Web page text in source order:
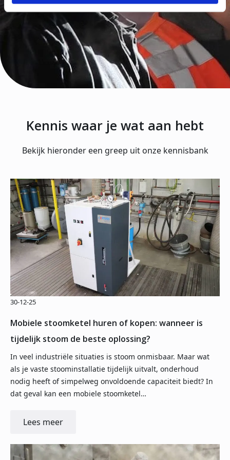
Kennis waar je wat aan hebt
Bekijk hieronder een greep uit onze kennisbank
Mobiele stoomketel huren of kopen: wanneer is
tijdelijk stoom de beste oplossing?
30-12-25
In veel industriële situaties is stoom onmisbaar. Maar wat
als je vaste stoominstallatie tijdelijk uitvalt, onderhoud
nodig heeft of simpelweg onvoldoende capaciteit biedt? In
dat geval kan een mobiele stoomketel…
Lees meer